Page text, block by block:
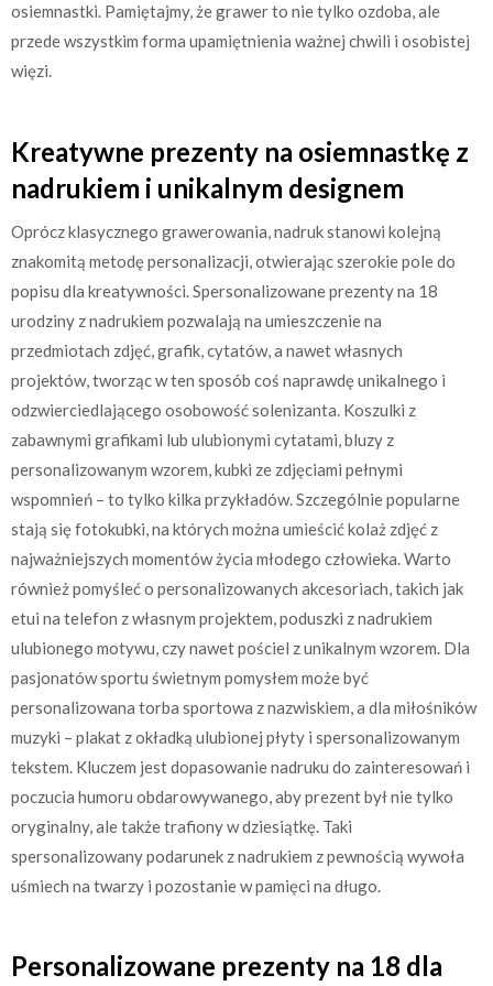
osiemnastki. Pamiętajmy, że grawer to nie tylko ozdoba, ale
przede wszystkim forma upamiętnienia ważnej chwili i osobistej
więzi.
Kreatywne prezenty na osiemnastkę z
nadrukiem i unikalnym designem
Oprócz klasycznego grawerowania, nadruk stanowi kolejną
znakomitą metodę personalizacji, otwierając szerokie pole do
popisu dla kreatywności. Spersonalizowane prezenty na 18
urodziny z nadrukiem pozwalają na umieszczenie na
przedmiotach zdjęć, grafik, cytatów, a nawet własnych
projektów, tworząc w ten sposób coś naprawdę unikalnego i
odzwierciedlającego osobowość solenizanta. Koszulki z
zabawnymi grafikami lub ulubionymi cytatami, bluzy z
personalizowanym wzorem, kubki ze zdjęciami pełnymi
wspomnień – to tylko kilka przykładów. Szczególnie popularne
stają się fotokubki, na których można umieścić kolaż zdjęć z
najważniejszych momentów życia młodego człowieka. Warto
również pomyśleć o personalizowanych akcesoriach, takich jak
etui na telefon z własnym projektem, poduszki z nadrukiem
ulubionego motywu, czy nawet pościel z unikalnym wzorem. Dla
pasjonatów sportu świetnym pomysłem może być
personalizowana torba sportowa z nazwiskiem, a dla miłośników
muzyki – plakat z okładką ulubionej płyty i spersonalizowanym
tekstem. Kluczem jest dopasowanie nadruku do zainteresowań i
poczucia humoru obdarowywanego, aby prezent był nie tylko
oryginalny, ale także trafiony w dziesiątkę. Taki
spersonalizowany podarunek z nadrukiem z pewnością wywoła
uśmiech na twarzy i pozostanie w pamięci na długo.
Personalizowane prezenty na 18 dla